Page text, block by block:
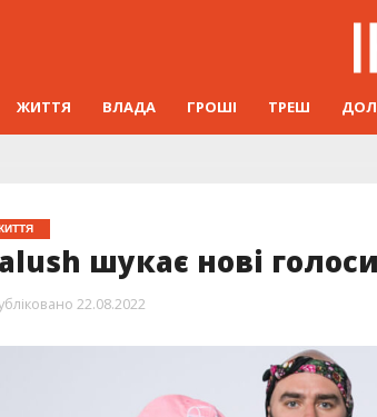
ЖИТТЯ ВЛАДА ГРОШІ ТРЕШ
шукає нові голоси
22.08.2022